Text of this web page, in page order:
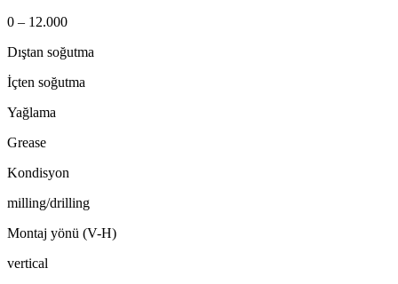
0 – 12.000
Dıştan soğutma
İçten soğutma
Yağlama
Grease
Kondisyon
milling/drilling
Montaj yönü (V-H)
vertical